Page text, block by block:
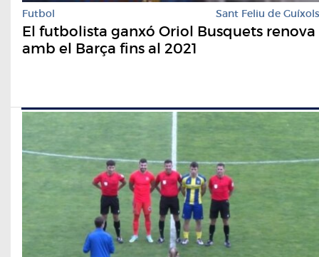
Futbol Sant Feliu de Guíxols
El futbolista ganxó Oriol Busquets renova
amb el Barça fins al 2021